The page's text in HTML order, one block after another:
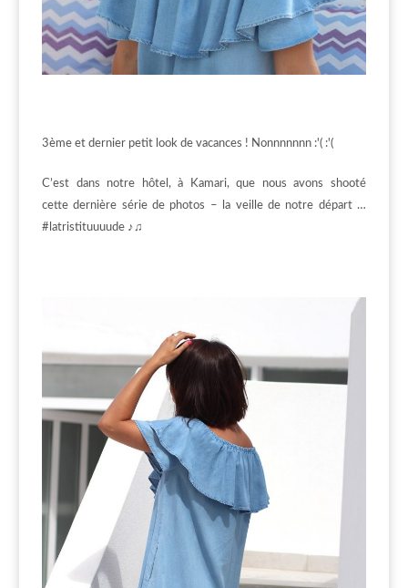
3ème et dernier petit look de vacances ! Nonnnnnnn :'( :'(
C’est dans notre hôtel, à Kamari, que nous avons shooté
cette dernière série de photos – la veille de notre départ …
#latristituuuude ♪♫